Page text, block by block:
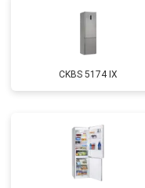
CKBS 5174 IX